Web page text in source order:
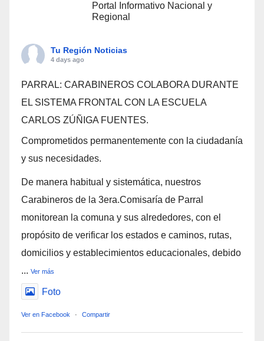
Portal Informativo Nacional y
Regional
Tu Región Noticias
4 days ago
PARRAL: CARABINEROS COLABORA DURANTE
EL SISTEMA FRONTAL CON LA ESCUELA
CARLOS ZÚÑIGA FUENTES.
Comprometidos permanentemente con la ciudadanía
y sus necesidades.
De manera habitual y sistemática, nuestros
Carabineros de la 3era.Comisaría de Parral
monitorean la comuna y sus alrededores, con el
propósito de verificar los estados e caminos, rutas,
domicilios y establecimientos educacionales, debido
... Ver más
Foto
Ver en Facebook · Compartir